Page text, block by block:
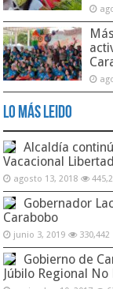
Lo Más Leido
Alcaldía
Vacacional
agosto 13, 2018
Gobernador
Carabobo
junio 3, 2019 330,442
Gobierno de
Júbilo Regional No